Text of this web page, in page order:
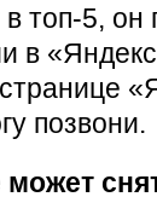
топ-5,
в
позвони.